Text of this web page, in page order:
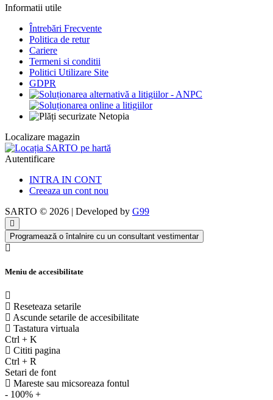
Informatii utile
Întrebări Frecvente
Politica de retur
Cariere
Termeni si conditii
Politici Utilizare Site
GDPR
Localizare magazin
Autentificare
INTRA IN CONT
Creeaza un cont nou
SARTO © 2026 | Developed by G99
Programează o întalnire cu un consultant vestimentar
Meniu de accesibilitate
Reseteaza setarile
Ascunde setarile de accesibilitate
Tastatura virtuala
Ctrl + K
Cititi pagina
Ctrl + R
Setari de font
Mareste sau micsoreaza fontul
- 100% +